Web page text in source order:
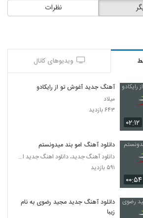
۲۱۵ بازدید
موزیک زیبای عاشق شدم از فرهاد بهرامی
دانلود آهنگ رابین خنده هات
دانلود آهنگ کوچه خلوت از آرا صلاحی
دانلود آهنگ خوشبختی از سروش مظهری
۲۴۳ بازدید
Mehdi Renjer Entezar
نظرات
ویدیوهای کانال
۰۲:۱۲
آهنگ جدید آغوش تو از رایکادو
میلاد
۶۴۳ بازدید
۰۰:۵۴
دانلود آهنگ امو بند میدونستم
دانلود آهنگ جدید، دانلود اهنگ جدید ایرانی
۵۹۱ بازدید
دانلود آهنگ جدید مجید رضوی به نام
زیبا